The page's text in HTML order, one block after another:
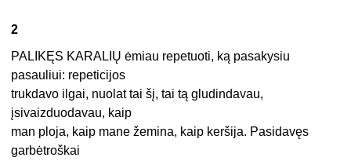
2
PALIKĘS KARALIŲ ėmiau repetuoti, ką pasakysiu
pasauliui: repeticijos
trukdavo ilgai, nuolat tai šį, tai tą gludindavau,
įsivaizduodavau, kaip
man ploja, kaip mane žemina, kaip keršija. Pasidavęs
garbėtroškai